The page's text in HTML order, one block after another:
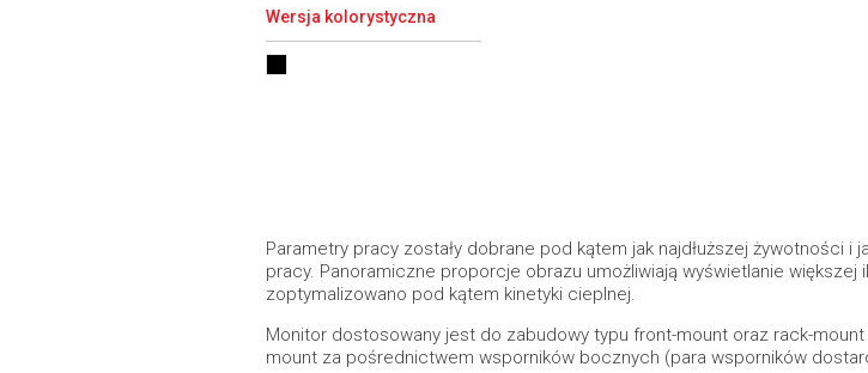
Wersja kolorystyczna
Parametry pracy zostały dobrane pod kątem jak najdłuższej żywotności
pracy. Panoramiczne proporcje obrazu umożliwiają wyświetlanie
zoptymalizowano pod kątem kinetyki cieplnej.
Monitor dostosowany jest do zabudowy typu front-mount oraz rack-
mount za pośrednictwem wsporników bocznych (para wsporników